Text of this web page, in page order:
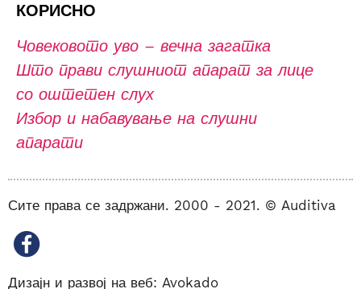
КОРИСНО
Човековото уво – вечна загатка
Што прави слушниот апарат за лице
со оштетен слух
Избор и набавување на слушни
апарати
Сите права се задржани. 2000 - 2021. © Auditiva
Дизајн и развој на веб: Avokado